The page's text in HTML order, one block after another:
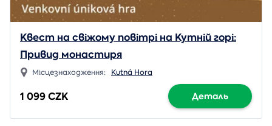
Квест на свіжому повітрі на Кутній горі:
Привид монастиря
Місцезнаходження: Kutná Hora
1 099 CZK Деталь